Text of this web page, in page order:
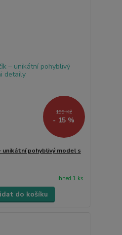
199 Kč
- 15 %
unikátní pohyblivý model s
ihned 1 ks
do košíku